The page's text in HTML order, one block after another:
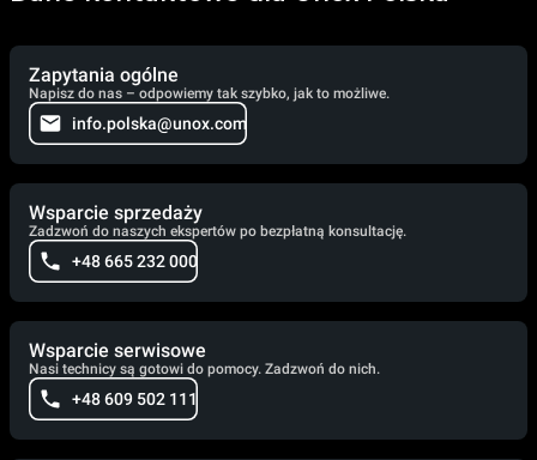
Zapytania ogólne
Napisz do nas – odpowiemy tak szybko, jak to możliwe.
info.polska@unox.com
Wsparcie sprzedaży
Zadzwoń do naszych ekspertów po bezpłatną konsultację.
+48 665 232 000
Wsparcie serwisowe
Nasi technicy są gotowi do pomocy. Zadzwoń do nich.
+48 609 502 111